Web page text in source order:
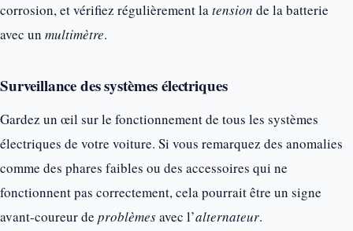
corrosion, et vérifiez régulièrement latension de la batterie
avec un multimètre.
Surveillance des systèmes électriques
Gardez un œil sur le fonctionnement de tous les systèmes
électriques de votre voiture. Si vous remarquez des anomalies
comme des phares faibles ou des accessoires qui ne
fonctionnent pas correctement, cela pourrait être un signe
avant-coureur de problèmesavec l’alternateur.